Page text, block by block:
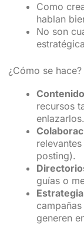
Como
hablan
No son
¿Cómo se hace?
recursos
enlazarlos.
posting).
guías o
generen